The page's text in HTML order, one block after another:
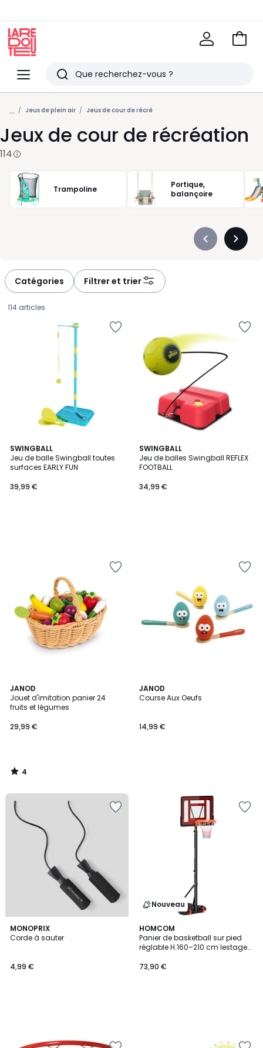
Menu
Redoute
Rechercher
Derniers
articles
vus
Voir
... Jeux de plein air Jeux de cour de récré
Jeux de cour de récréation
114
Trampoline
Portique,
balançoire
Précédent
Catégories Filtrer et trier
114 articles
SWINGBALL
Jeu de balle Swingball toutes
surfaces EARLY FUN
€.
39,99 €
SWINGBALL
Jeu de balles Swingball REFLEX
FOOTBALL
34,99 €
JANOD
Jouet d'imitation panier 24
fruits et légumes
29,99 €
4
/
5
4
/
JANOD
Course Aux Oeufs
14,99 €
MONOPRIX
Corde à sauter
4,99 €
Nouveau
HOMCOM
Panier de basketball sur pied
réglable H.160–210 cm lestage
73,90 €